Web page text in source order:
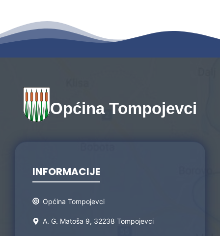
Općina Tompojevci
INFORMACIJE
Općina Tompojevci
A. G. Matoša 9, 32238 Tompojevci